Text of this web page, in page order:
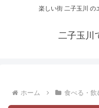
楽しい街 二子玉川 の
二子玉川
ホーム 食べる・飲